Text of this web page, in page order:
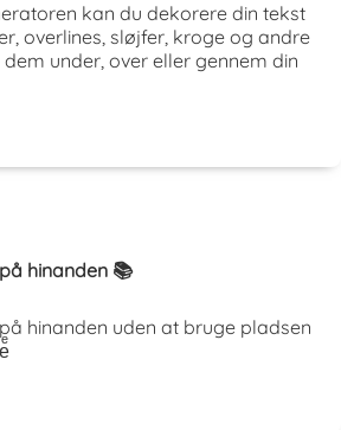
kan du dekorere din tekst
overlines, sløjfer, kroge og andre
under, over eller gennem din
hinanden 📚
hinanden uden at bruge pladsen